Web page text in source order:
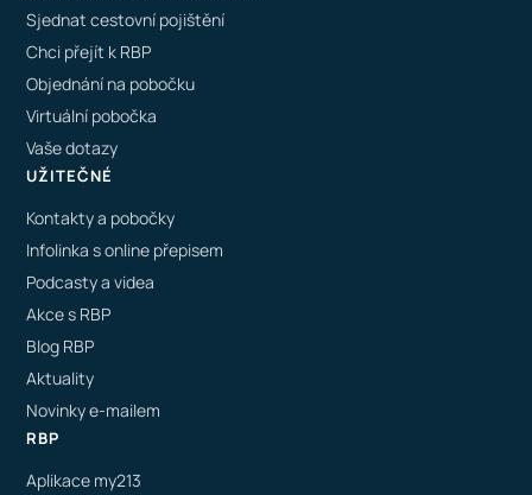
Sjednat cestovní pojištění
Chci přejít k RBP
Objednání na pobočku
Virtuální pobočka
Vaše dotazy
UŽITEČNÉ
Kontakty a pobočky
Infolinka s online přepisem
Podcasty a videa
Akce s RBP
Blog RBP
Aktuality
Novinky e-mailem
RBP
Aplikace my213